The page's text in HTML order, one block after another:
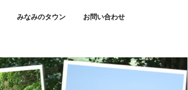
みなみのタウン お問い合わせ